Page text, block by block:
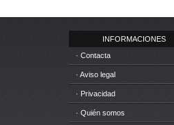
INFORMACIONES
· Contacta
· Aviso legal
· Privacidad
· Quién somos